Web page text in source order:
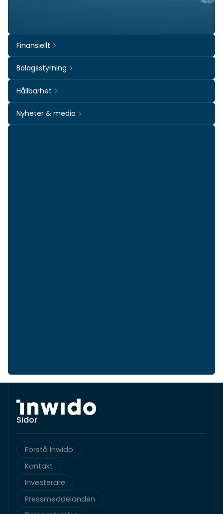
Finansiellt
Bolagsstyrning
Hållbarhet
Nyheter & media
Sidor
Förstå Inwido
Kontakt
Investerare
Pressmeddelanden